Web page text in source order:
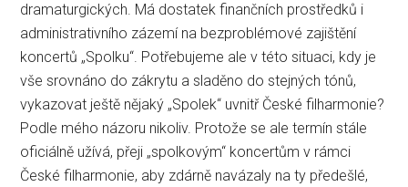
dramaturgických. Má dostatek finančních prostředků i
administrativního zázemí na bezproblémové zajištění
koncertů „Spolku“. Potřebujeme ale v této situaci, kdy je
vše srovnáno do zákrytu a sladěno do stejných tónů,
vykazovat ještě nějaký „Spolek“ uvnitř České filharmonie?
Podle mého názoru nikoliv. Protože se ale termín stále
oficiálně užívá, přeji „spolkovým“ koncertům v rámci
České filharmonie, aby zdárně navázaly na ty předešlé,